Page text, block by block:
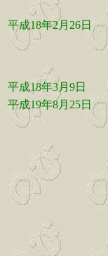
平成18年2月26日
平成18年3月9日
平成19年8月25日